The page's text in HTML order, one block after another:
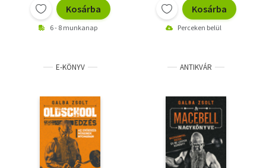
Kosárba
6 - 8 munkanap
Kosárba
Perceken belül
E-KÖNYV ANTIKVÁR